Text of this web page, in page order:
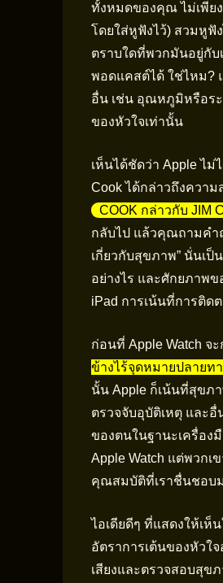
ทั้งหมดของคุณ ไม่เพีย
โดยใส่หูฟังไว้) สวมหูฟั
ตราบใดที่พวกมันอยู่กับ
พอดแคสต์ได้ ใช่ไหม?
อื่น เช่น อุณหภูมิหรือระ
ของหัวใจเท่านั้น
เห็นได้ชัดว่า Apple ไม่
Cook ได้กล่าวถึงควา
COOK กล่าวกับ JIM
กลับไป แล้วคุณถามคำ
เกี่ยวกับสุขภาพ” นั่นเ
อย่างไร และศักยภาพข
iPad การเน้นที่การติด
ก่อนที่ Apple Watch จ
ข้างไร้จุดหมายปลายท
นั้น Apple ก็เน้นที่สุขภ
ตรวจจับอุบัติเหตุ และอื่
ของตนในฐานะเครื่อง
Apple Watch แต่พวก
คุณสมบัติที่เราชื่นชอบ
ไอเดียดีๆ ที่แสดงให้เห็
อัตราการเต้นของหัวใ
เสียงและตรวจสอบสุข